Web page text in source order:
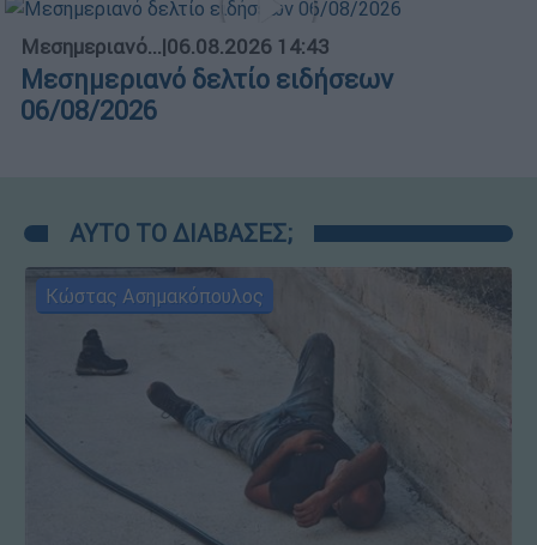
Μεσημεριανό...|06.08.2026 14:43
Μεσημεριανό δελτίο ειδήσεων
06/08/2026
ΑΥΤΟ ΤΟ ΔΙΑΒΑΣΕΣ;
Κώστας Ασημακόπουλος